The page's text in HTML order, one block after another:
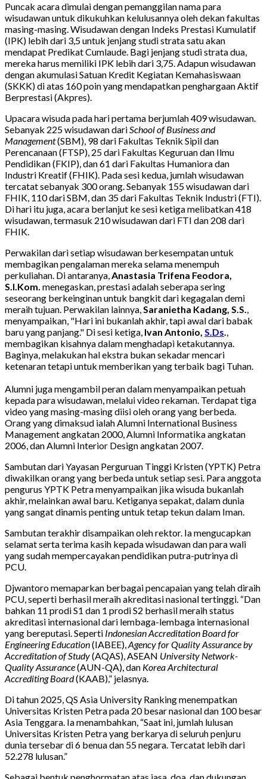
Puncak acara dimulai dengan pemanggilan nama para
wisudawan untuk dikukuhkan kelulusannya oleh dekan fakultas
masing-masing. Wisudawan dengan Indeks Prestasi Kumulatif
(IPK) lebih dari 3,5 untuk jenjang studi strata satu akan
mendapat Predikat Cumlaude. Bagi jenjang studi strata dua,
mereka harus memiliki IPK lebih dari 3,75. Adapun wisudawan
dengan akumulasi Satuan Kredit Kegiatan Kemahasiswaan
(SKKK) di atas 160 poin yang mendapatkan penghargaan Aktif
Berprestasi (Akpres).
Upacara wisuda pada hari pertama berjumlah 409 wisudawan.
Sebanyak 225 wisudawan dariSchool of Business and
Management(SBM), 98 dari Fakultas Teknik Sipil dan
Perencanaan (FTSP), 25 dari Fakultas Keguruan dan Ilmu
Pendidikan (FKIP), dan 61 dari Fakultas Humaniora dan
Industri Kreatif (FHIK). Pada sesi kedua, jumlah wisudawan
tercatat sebanyak 300 orang. Sebanyak 155 wisudawan dari
FHIK, 110 dari SBM, dan 35 dari Fakultas Teknik Industri (FTI).
Di hari itu juga, acara berlanjut ke sesi ketiga melibatkan 418
wisudawan, termasuk 210 wisudawan dari FTI dan 208 dari
FHIK.
Perwakilan dari setiap wisudawan berkesempatan untuk
membagikan pengalaman mereka selama menempuh
perkuliahan. Di antaranya,Anastasia Trifena Feodora,
S.I.Kom. menegaskan, prestasi adalah seberapa sering
seseorang berkeinginan untuk bangkit dari kegagalan demi
meraih tujuan. Perwakilan lainnya,Saranietha Kadang, S.S.,
menyampaikan, "Hari ini bukanlah akhir, tapi awal dari babak
baru yang panjang." Di sesi ketiga, Ivan Antonio, S.Ds.,
membagikan kisahnya dalam menghadapi ketakutannya.
Baginya, melakukan hal ekstra bukan sekadar mencari
ketenaran tetapi untuk memberikan yang terbaik bagi Tuhan.
Alumni juga mengambil peran dalam menyampaikan petuah
kepada para wisudawan, melalui video rekaman. Terdapat tiga
video yang masing-masing diisi oleh orang yang berbeda.
Orang yang dimaksud ialah Alumni International Business
Management angkatan 2000, Alumni Informatika angkatan
2006, dan Alumni Interior Design angkatan 2007.
Sambutan dari Yayasan Perguruan Tinggi Kristen (YPTK) Petra
diwakilkan orang yang berbeda untuk setiap sesi. Para anggota
pengurus YPTK Petra menyampaikan jika wisuda bukanlah
akhir, melainkan awal baru. Ketiganya sepakat, dalam dunia
yang sangat dinamis penting untuk tetap tekun dalam Iman.
Sambutan terakhir disampaikan oleh rektor. Ia mengucapkan
selamat serta terima kasih kepada wisudawan dan para wali
yang sudah mempercayakan pendidikan putra-putrinya di
PCU.
Djwantoro memaparkan berbagai pencapaian yang telah diraih
PCU, seperti berhasil meraih akreditasi nasional tertinggi. “Dan
bahkan 11 prodi S1 dan 1 prodi S2 berhasil meraih status
akreditasi internasional dari lembaga-lembaga internasional
yang bereputasi. Seperti Indonesian Accreditation Board for
Engineering Education(IABEE),Agency for Quality Assurance by
Accreditation of Study(AQAS), ASEAN University Network-
Quality Assurance(AUN-QA), dan Korea Architectural
Accrediting Board(KAAB),” jelasnya.
Di tahun 2025, QS Asia University Ranking menempatkan
Universitas Kristen Petra pada 20 besar nasional dan 100 besar
Asia Tenggara. Ia menambahkan, “Saat ini, jumlah lulusan
Universitas Kristen Petra yang berkarya di seluruh penjuru
dunia tersebar di 6 benua dan 55 negara. Tercatat lebih dari
52.278 lulusan.”